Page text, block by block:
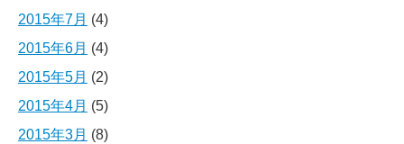
2015年7月 (4)
2015年6月 (4)
2015年5月 (2)
2015年4月 (5)
2015年3月 (8)